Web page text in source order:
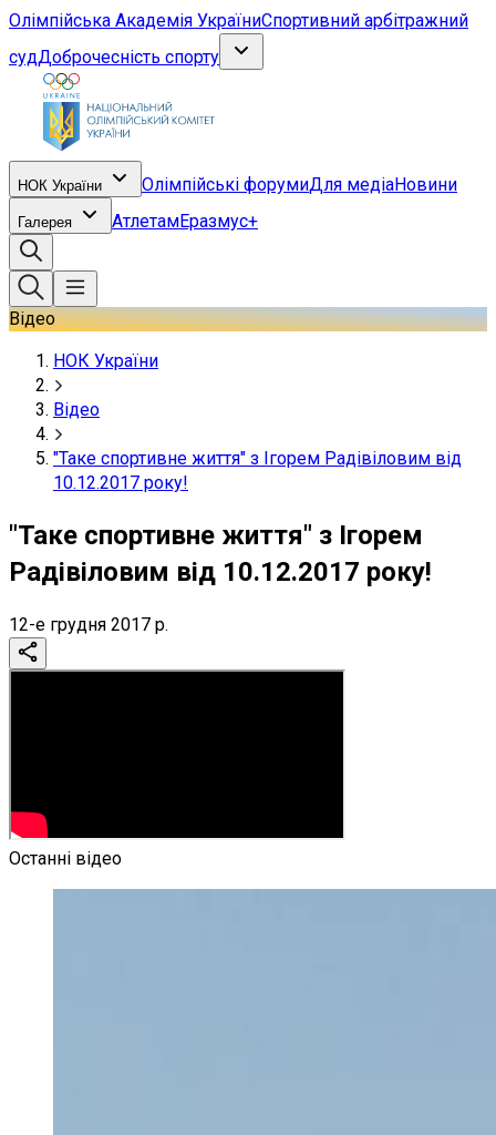
Олімпійська Академія УкраїниСпортивний арбітражний
судДоброчесність спорту
НОК України Олімпійські форумиДля медіаНовини
Галерея АтлетамЕразмус+
Відео
НОК України
Відео
"Таке спортивне життя" з Ігорем Радівіловим від
10.12.2017 року!
"Таке спортивне життя" з Ігорем
Радівіловим від 10.12.2017 року!
12-е грудня 2017 р.
Останні відео